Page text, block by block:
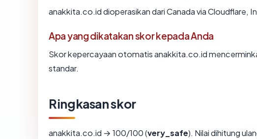
anakkita.co.id dioperasikan dari Canada via Cloudflare,
Apa yang dikatakan skor kepada Anda
Skor kepercayaan otomatis anakkita.co.id
standar.
Ringkasan skor
anakkita.co.id → 100/100 (very_safe). Nilai dihitung